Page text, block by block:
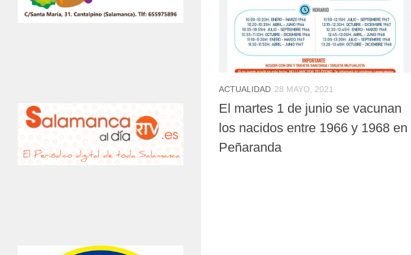
ACTUALIDAD 28 MAYO, 2021
El martes 1 de junio se vacunan
los nacidos entre 1966 y 1968 en
Peñaranda